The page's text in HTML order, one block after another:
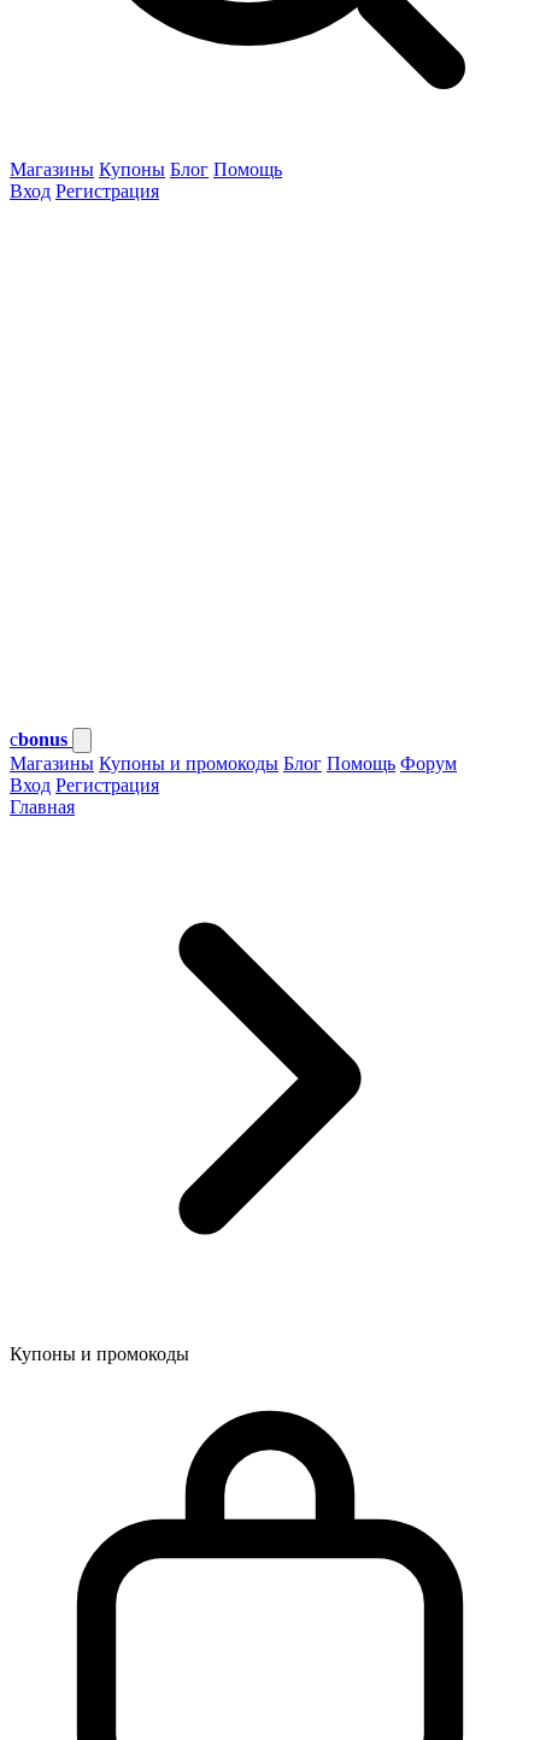
Магазины Купоны Блог Помощь
Вход Регистрация
cbonus
Магазины Купоны и промокоды Блог Помощь Форум
Вход Регистрация
Главная
Купоны и промокоды